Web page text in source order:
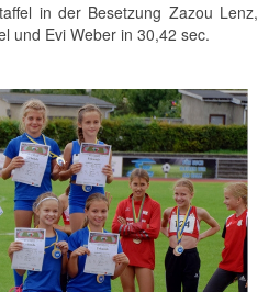
in der Besetzung Zazou Lenz,
und Evi Weber in 30,42 sec.